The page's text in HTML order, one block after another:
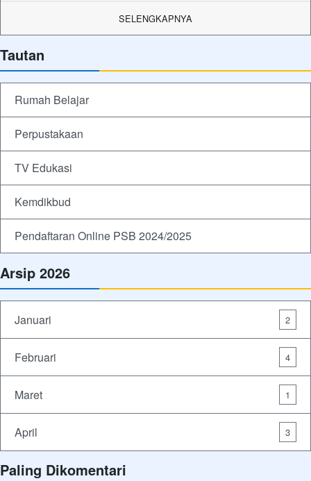
SELENGKAPNYA
Tautan
Rumah Belajar
Perpustakaan
TV Edukasi
Kemdikbud
Pendaftaran Online PSB 2024/2025
Arsip 2026
Januari 2
Februari 4
Maret 1
April 3
Paling Dikomentari